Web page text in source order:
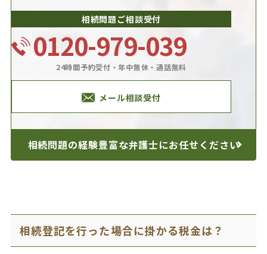
相続問題ご相談受付
0120-979-039
24時間予約受付・年中無休・通話無料
メール相談受付
相続問題の経験豊富な弁護士にお任せください
相続登記を行った場合に掛かる税金は？